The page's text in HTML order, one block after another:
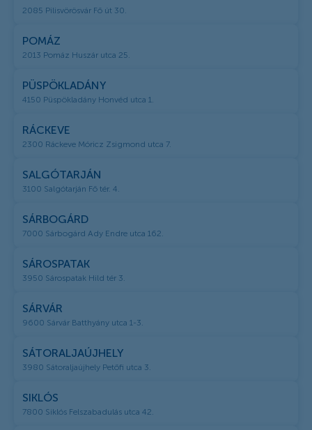
2085 Pilisvörösvár Fő út 30.
POMÁZ
2013 Pomáz Huszár utca 25.
PÜSPÖKLADÁNY
4150 Püspökladány Honvéd utca 1.
RÁCKEVE
2300 Ráckeve Móricz Zsigmond utca 7.
SALGÓTARJÁN
3100 Salgótarján Fő tér. 4.
SÁRBOGÁRD
7000 Sárbogárd Ady Endre utca 162.
SÁROSPATAK
3950 Sárospatak Hild tér 3.
SÁRVÁR
9600 Sárvár Batthyány utca 1-3.
SÁTORALJAÚJHELY
3980 Sátoraljaújhely Petőfi utca 3.
SIKLÓS
7800 Siklós Felszabadulás utca 42.